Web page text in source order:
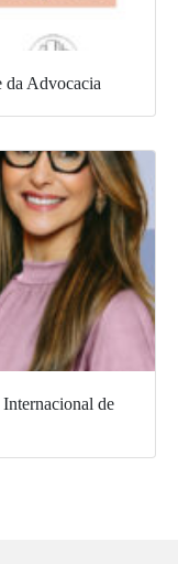
da Advocacia
de